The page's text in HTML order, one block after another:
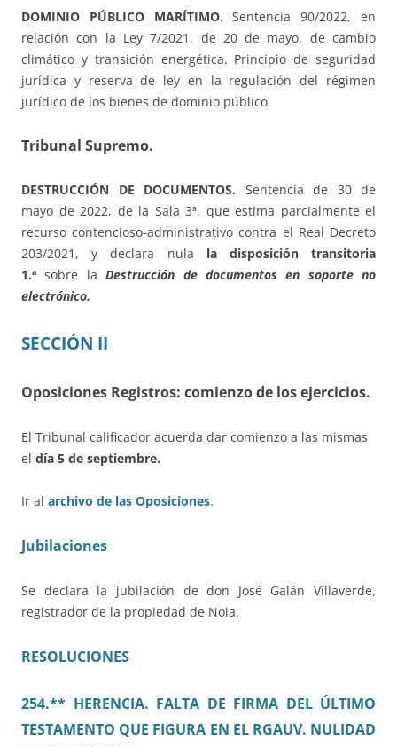
DOMINIO PÚBLICO MARÍTIMO. Sentencia 90/2022, en
relación con la Ley 7/2021, de 20 de mayo, de cambio
climático y transición energética. Principio de seguridad
jurídica y reserva de ley en la regulación del régimen
jurídico de los bienes de dominio público
Tribunal Supremo.
DESTRUCCIÓN DE DOCUMENTOS. Sentencia de 30 de
mayo de 2022, de la Sala 3ª, que estima parcialmente el
recurso contencioso-administrativo contra el Real Decreto
203/2021, y declara nula la disposición transitoria
1.ª sobre la Destrucción de documentos en soporte no
electrónico.
SECCIÓN II
Oposiciones Registros: comienzo de los ejercicios.
El Tribunal calificador acuerda dar comienzo a las mismas
el día 5 de septiembre.
Ir al archivo de las Oposiciones.
Jubilaciones
Se declara la jubilación de don José Galán Villaverde,
registrador de la propiedad de Noia.
RESOLUCIONES
254.** HERENCIA. FALTA DE FIRMA DEL ÚLTIMO
TESTAMENTO QUE FIGURA EN EL RGAUV. NULIDAD